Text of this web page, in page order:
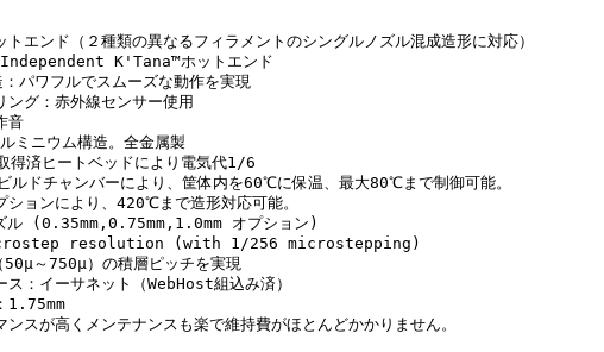
エンド（２種類の異なるフィラメントのシングルノズル混成造形に対応）
K'Tana™ホットエンド
：パワフルでスムーズな動作を実現
ング：赤外線センサー使用
音
ミニウム構造。全金属製
済ヒートベッドにより電気代1/6
ルドチャンバーにより、筐体内を60℃に保温、最大80℃まで制御可能。
ションにより、420℃まで造形対応可能。
(0.35mm,0.75mm,1.0mm オプション)
resolution (with 1/256 microstepping)
～750µ）の積層ピッチを実現
：イーサネット（WebHost組込み済）
1.75mm
スが高くメンテナンスも楽で維持費がほとんどかかりません。